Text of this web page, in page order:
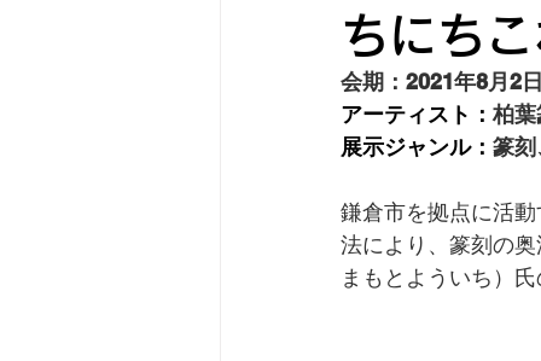
ちにち
会期：2021年8月2
アーティスト：柏
展示ジャンル： 篆
鎌倉市を拠点に活
法により、篆刻の
まもとよういち）